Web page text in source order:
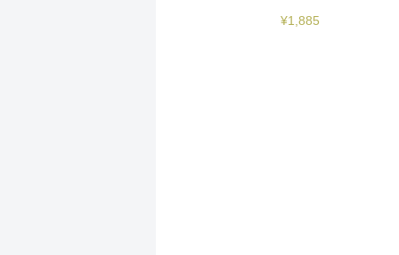
¥1,885